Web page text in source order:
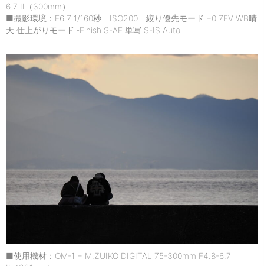
6.7 II（300mm）
■撮影環境：F6.7 1/160秒 ISO200 絞り優先モード +0.7EV WB晴
天 仕上がりモードi-Finish S-AF 単写 S-IS Auto
■使用機材：OM-1 + M.ZUIKO DIGITAL 75-300mm F4.8-6.7